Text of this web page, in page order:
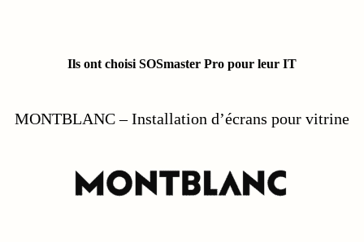
Ils ont choisi SOSmaster Pro pour leur IT
MONCLER – Installation LED Wall en vitrine